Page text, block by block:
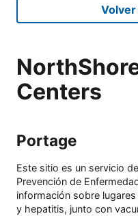
Centers
Portage
Este sitio es un servicio
Prevención de
información sobre
y hepatitis, junto con